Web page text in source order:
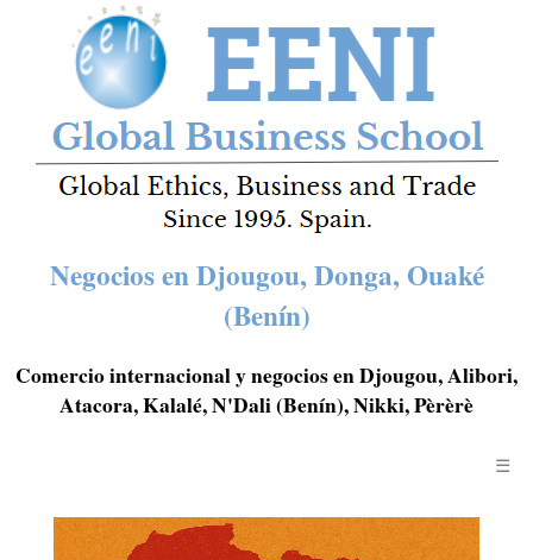
Negocios en Djougou, Donga, Ouaké
(Benín)
Comercio internacional y negocios en Djougou, Alibori,
Atacora, Kalalé, N'Dali (Benín), Nikki, Pèrèrè
☰